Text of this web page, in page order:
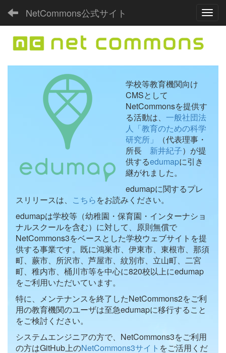
NetCommons公式サイト
学校等教育機関向け
CMSとして
NetCommonsを提供す
る活動は、 一般社団法
人「教育のための科学
研究所」
（代表理事・
所長 新井紀子）が提
供するedumapに引き
継がれました。
edumapに関するプレ
スリリースは、 こちらをお読みください。
edumapは学校等（幼稚園・保育園・インターナショ
ナルスクールを含む）に対して、原則無償で
NetCommons3をベースとした学校ウェブサイトを提
供する事業です。既に鴻巣市、伊東市、東根市、那須
町、蕨市、所沢市、芦屋市、紋別市、立山町、二宮
町、稚内市、桶川市等を中心に820校以上にedumap
をご利用いただいています。
特に、メンテナンスを終了したNetCommons2をご利
用の教育機関のユーザは至急edumapに移行すること
をご検討ください。
システムエンジニアの方で、NetCommons3をご利用
の方はGitHub上のNetCommons3サイト をご活用くだ